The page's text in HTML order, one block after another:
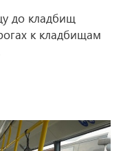
до кладбищ
к кладбищам